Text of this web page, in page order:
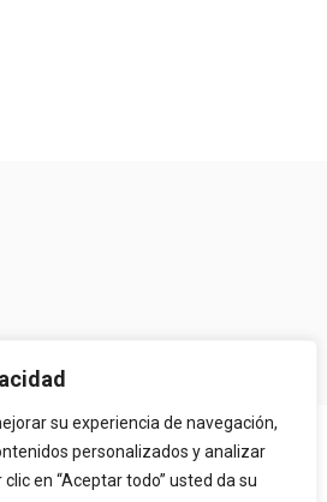
su experiencia de navegación,
personalizados y analizar
en “Aceptar todo” usted da su
Más Pepito. Powered by
AVISO LEGAL